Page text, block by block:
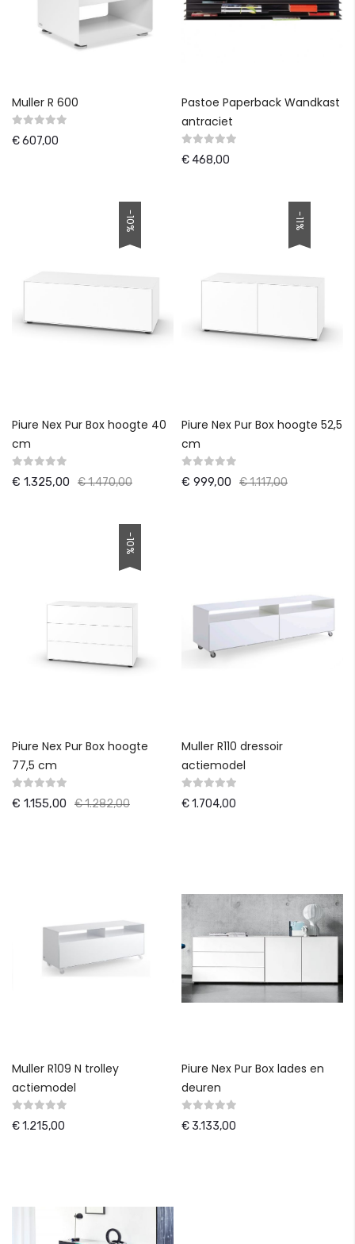
Muller R 600
€ 607,00
Pastoe Paperback Wandkast
antraciet
€ 468,00
-10%
Piure Nex Pur Box hoogte 40
cm
€ 1.325,00 € 1.470,00
-11%
Piure Nex Pur Box hoogte 52,5
cm
€ 999,00 € 1.117,00
-10%
Piure Nex Pur Box hoogte
77,5 cm
€ 1.155,00 € 1.282,00
Muller R110 dressoir
actiemodel
€ 1.704,00
Muller R109 N trolley
actiemodel
€ 1.215,00
Piure Nex Pur Box lades en
deuren
€ 3.133,00